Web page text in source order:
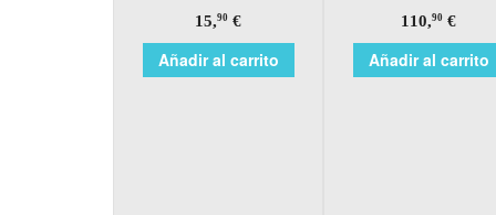
15,90 €
Añadir al carrito
110,90 €
Añadir al carrito